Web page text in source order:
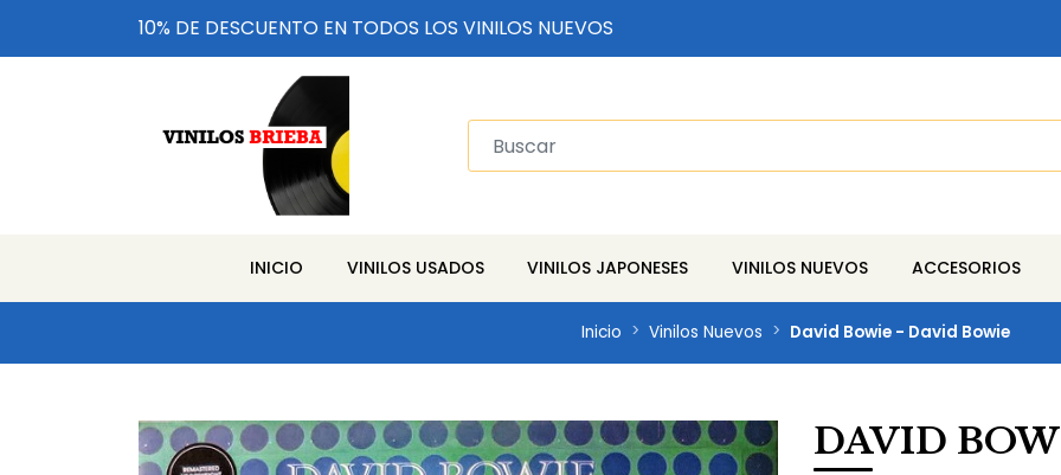
10% DE DESCUENTO EN TODOS LOS VINILOS NUEVOS
INICIO VINILOS USADOS VINILOS JAPONESES VINILOS NUEVOS ACCESORIOS
Inicio Vinilos Nuevos David Bowie - David Bowie
DAVID